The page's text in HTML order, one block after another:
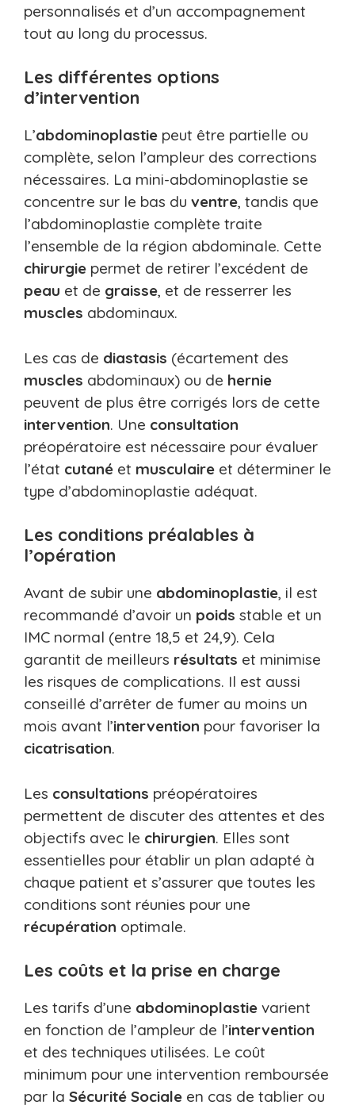
personnalisés et d’un accompagnement
tout au long du processus.
Les différentes options
d’intervention
L’abdominoplastie peut être partielle ou
complète, selon l’ampleur des corrections
nécessaires. La mini-abdominoplastie se
concentre sur le bas du ventre, tandis que
l’abdominoplastie complète traite
l’ensemble de la région abdominale. Cette
chirurgie permet de retirer l’excédent de
peau et de graisse, et de resserrer les
muscles abdominaux.
Les cas de diastasis (écartement des
muscles abdominaux) ou de hernie
peuvent de plus être corrigés lors de cette
intervention. Une consultation
préopératoire est nécessaire pour évaluer
l’état cutané et musculaire et déterminer le
type d’abdominoplastie adéquat.
Les conditions préalables à
l’opération
Avant de subir une abdominoplastie, il est
recommandé d’avoir un poids stable et un
IMC normal (entre 18,5 et 24,9). Cela
garantit de meilleurs résultats et minimise
les risques de complications. Il est aussi
conseillé d’arrêter de fumer au moins un
mois avant l’intervention pour favoriser la
cicatrisation.
Les consultations préopératoires
permettent de discuter des attentes et des
objectifs avec le chirurgien. Elles sont
essentielles pour établir un plan adapté à
chaque patient et s’assurer que toutes les
conditions sont réunies pour une
récupération optimale.
Les coûts et la prise en charge
Les tarifs d’une abdominoplastie varient
en fonction de l’ampleur de l’intervention
et des techniques utilisées. Le coût
minimum pour une intervention remboursée
par la Sécurité Sociale en cas de tablier ou